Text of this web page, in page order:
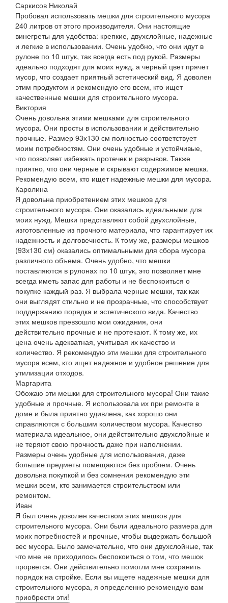
Саркисов Николай
Пробовал использовать мешки для строительного мусора
240 литров от этого производителя. Они настоящие
винегреты для удобства: крепкие, двухслойные, надежные
и легкие в использовании. Очень удобно, что они идут в
рулоне по 10 штук, так всегда есть под рукой. Размеры
идеально подходят для моих нужд, а черный цвет прячет
мусор, что создает приятный эстетический вид. Я доволен
этим продуктом и рекомендую его всем, кто ищет
качественные мешки для строительного мусора.
Виктория
Очень довольна этими мешками для строительного
мусора. Они просты в использовании и действительно
прочные. Размер 93х130 см полностью соответствует
моим потребностям. Они очень удобные и устойчивые,
что позволяет избежать протечек и разрывов. Также
приятно, что они черные и скрывают содержимое мешка.
Рекомендую всем, кто ищет надежные мешки для мусора.
Каролина
Я довольна приобретением этих мешков для
строительного мусора. Они оказались идеальными для
моих нужд. Мешки представляют собой двухслойные,
изготовленные из прочного материала, что гарантирует их
надежность и долговечность. К тому же, размеры мешков
(93х130 см) оказались оптимальными для сбора мусора
различного объема. Очень удобно, что мешки
поставляются в рулонах по 10 штук, это позволяет мне
всегда иметь запас для работы и не беспокоиться о
покупке каждый раз. Я выбрала черные мешки, так как
они выглядят стильно и не прозрачные, что способствует
поддержанию порядка и эстетического вида. Качество
этих мешков превзошло мои ожидания, они
действительно прочные и не протекают. К тому же, их
цена очень адекватная, учитывая их качество и
количество. Я рекомендую эти мешки для строительного
мусора всем, кто ищет надежное и удобное решение для
утилизации отходов.
Маргарита
Обожаю эти мешки для строительного мусора! Они такие
удобные и прочные. Я использовала их при ремонте в
доме и была приятно удивлена, как хорошо они
справляются с большим количеством мусора. Качество
материала идеальное, они действительно двухслойные и
не теряют свою прочность даже при наполнении.
Размеры очень удобные для использования, даже
большие предметы помещаются без проблем. Очень
довольна покупкой и без сомнения рекомендую эти
мешки всем, кто занимается строительством или
ремонтом.
Иван
Я был очень доволен качеством этих мешков для
строительного мусора. Они были идеального размера для
моих потребностей и прочные, чтобы выдержать большой
вес мусора. Было замечательно, что они двухслойные, так
что мне не приходилось беспокоиться о том, что мешок
прорвется. Они действительно помогли мне сохранить
порядок на стройке. Если вы ищете надежные мешки для
строительного мусора, я определенно рекомендую вам
приобрести эти!